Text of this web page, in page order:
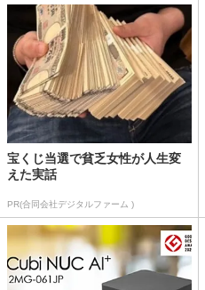
宝くじ当選で貧乏女性が人生変
えた実話
PR(合同会社デジタルファーム )